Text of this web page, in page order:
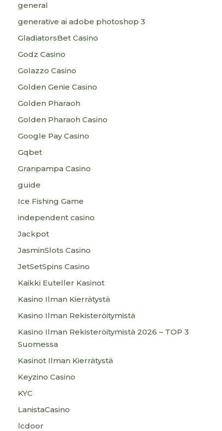
general
generative ai adobe photoshop 3
GladiatorsBet Casino
Godz Casino
Golazzo Casino
Golden Genie Casino
Golden Pharaoh
Golden Pharaoh Casino
Google Pay Casino
Gqbet
Granpampa Casino
guide
Ice Fishing Game
independent casino
Jackpot
JasminSlots Casino
JetSetSpins Casino
Kaikki Euteller Kasinot
Kasino Ilman Kierrätystä
Kasino Ilman Rekisteröitymistä
Kasino Ilman Rekisteröitymistä 2026 – TOP 3
Suomessa
Kasinot Ilman Kierrätystä
Keyzino Casino
KYC
LanistaCasino
lcdoor